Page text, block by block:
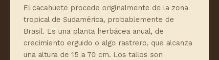
El cacahuete procede originalmente de la zona
tropical de Sudamérica, probablemente de
Brasil. Es una planta herbácea anual, de
crecimiento erguido o algo rastrero, que alcanza
una altura de 15 a 70 cm. Los tallos son